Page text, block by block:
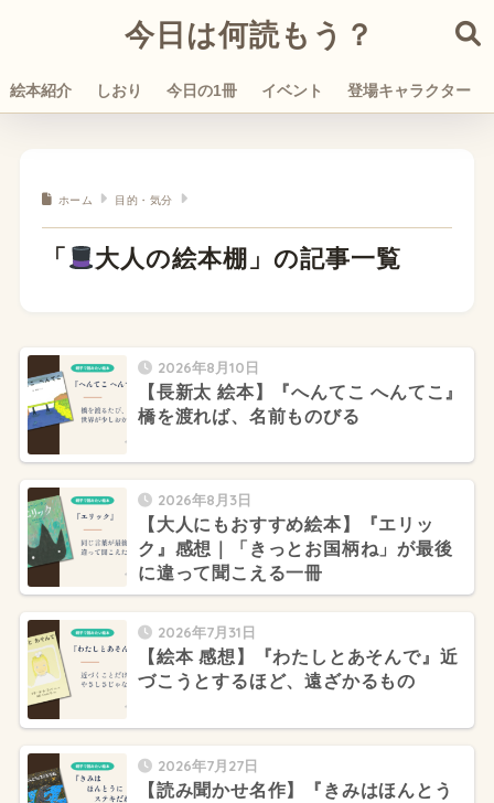
今日は何読もう？
絵本紹介 しおり 今日の1冊 イベント 登場キャラクター
ホーム 目的・気分
「 大人の絵本棚」の記事一覧
2026年8月10日
【長新太 絵本】『へんてこ へんてこ』
橋を渡れば、名前ものびる
2026年8月3日
【大人にもおすすめ絵本】『エリッ
ク』感想｜「きっとお国柄ね」が最後
に違って聞こえる一冊
2026年7月31日
【絵本 感想】『わたしとあそんで』近
づこうとするほど、遠ざかるもの
2026年7月27日
【読み聞かせ名作】『きみはほんとう